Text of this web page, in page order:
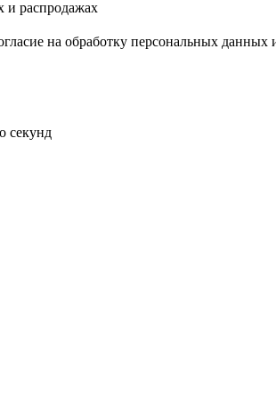
и распродажах
на обработку персональных данных
секунд